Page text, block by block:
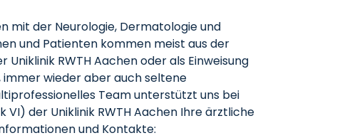
mit der Neurologie, Dermatologie und
und Patienten kommen meist aus der
RWTH Aachen oder als Einweisung
immer wieder aber auch seltene
Team unterstützt uns bei
VI) der Uniklinik RWTH Aachen Ihre ärztliche
und Kontakte: